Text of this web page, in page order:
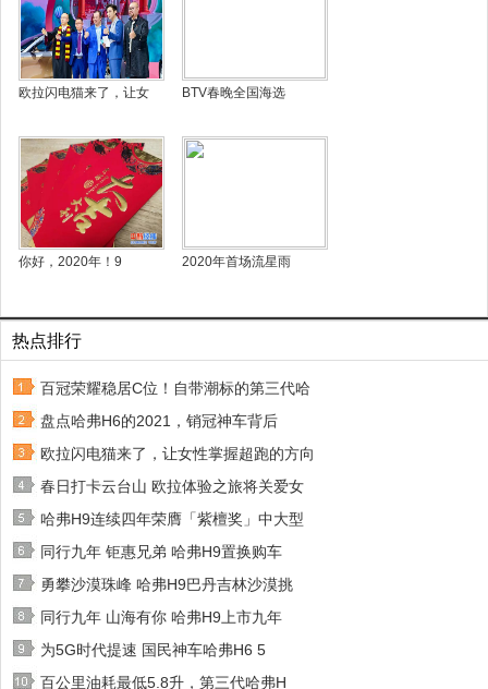
欧拉闪电猫来了，让女 BTV春晚全国海选
你好，2020年！9 2020年首场流星雨
热点排行
百冠荣耀稳居C位！自带潮标的第三代哈
盘点哈弗H6的2021，销冠神车背后
欧拉闪电猫来了，让女性掌握超跑的方向
春日打卡云台山 欧拉体验之旅将关爱女
哈弗H9连续四年荣膺「紫檀奖」中大型
同行九年 钜惠兄弟 哈弗H9置换购车
勇攀沙漠珠峰 哈弗H9巴丹吉林沙漠挑
同行九年 山海有你 哈弗H9上市九年
为5G时代提速 国民神车哈弗H6 5
百公里油耗最低5.8升，第三代哈弗H